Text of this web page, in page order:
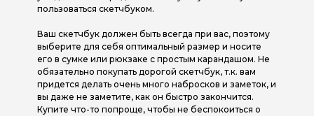
пользоваться скетчбуком.
Ваш скетчбук должен быть всегда при вас, поэтому
выберите для себя оптимальный размер и носите
его в сумке или рюкзаке с простым карандашом. Не
обязательно покупать дорогой скетчбук, т.к. вам
придется делать очень много набросков и заметок, и
вы даже не заметите, как он быстро закончится.
Купите что-то попроще, чтобы не беспокоиться о